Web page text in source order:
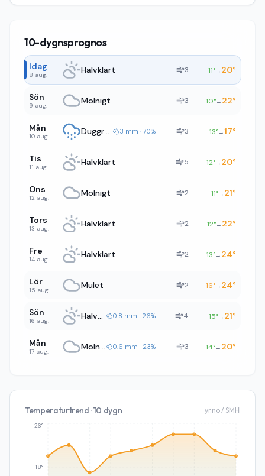
10-dygnsprognos
Idag
8 aug. Halvklart 3 11°→ 20°
Sön
9 aug. Molnigt 3 10°→ 22°
Mån
10 aug. Duggregn 3 mm · 70% 3 13°→17°
Tis
11 aug. Halvklart 5 12°→ 20°
Ons
12 aug. Molnigt 2 11°→ 21°
Tors
13 aug. Halvklart 2 12°→ 22°
Fre
14 aug. Halvklart 2 13°→ 24°
Lör
15 aug. Mulet 2 16°→ 24°
Sön
16 aug. Halvklart 0.8 mm · 26% 4 15°→ 21°
Mån
17 aug. Molnigt 0.6 mm · 23% 3 14°→ 20°
Temperaturtrend · 10 dygn yr.no / SMHI
18°
26°